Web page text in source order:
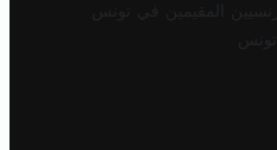
المقيمين في تونس